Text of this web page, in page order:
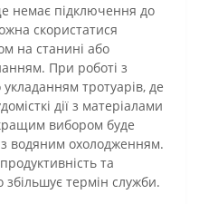
немає підключення до
скористатися
на станині або
При роботі з
тротуарів, де
дії з матеріалами
вибором буде
водяним охолодженням.
та
термін служби.